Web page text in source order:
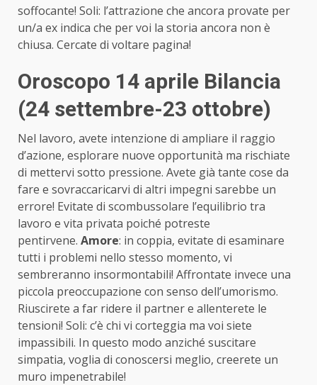
soffocante! Soli: l’attrazione che ancora provate per
un/a ex indica che per voi la storia ancora non è
chiusa. Cercate di voltare pagina!
Oroscopo 14 aprile Bilancia
(24 settembre-23 ottobre)
Nel lavoro, avete intenzione di ampliare il raggio
d’azione, esplorare nuove opportunità ma rischiate
di mettervi sotto pressione. Avete già tante cose da
fare e sovraccaricarvi di altri impegni sarebbe un
errore! Evitate di scombussolare l’equilibrio tra
lavoro e vita privata poiché potreste
pentirvene. Amore: in coppia, evitate di esaminare
tutti i problemi nello stesso momento, vi
sembreranno insormontabili! Affrontate invece una
piccola preoccupazione con senso dell’umorismo.
Riuscirete a far ridere il partner e allenterete le
tensioni! Soli: c’è chi vi corteggia ma voi siete
impassibili. In questo modo anziché suscitare
simpatia, voglia di conoscersi meglio, creerete un
muro impenetrabile!